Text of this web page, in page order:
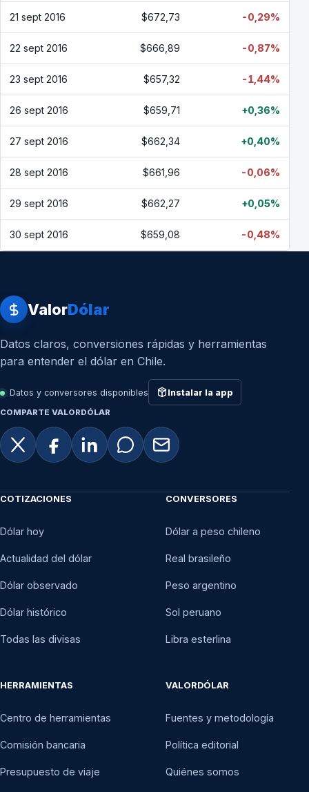
21 sept 2016 $672,73 -0,29%
22 sept 2016 $666,89 -0,87%
23 sept 2016 $657,32 -1,44%
26 sept 2016 $659,71 +0,36%
27 sept 2016 $662,34 +0,40%
28 sept 2016 $661,96 -0,06%
29 sept 2016 $662,27 +0,05%
30 sept 2016 $659,08 -0,48%
ValorDólar
Datos claros, conversiones rápidas y herramientas
para entender el dólar en Chile.
Datos y conversores disponibles Instalar la app
COMPARTE VALORDÓLAR
COTIZACIONES
Dólar hoy
Actualidad del dólar
Dólar observado
Dólar histórico
Todas las divisas
CONVERSORES
Dólar a peso chileno
Real brasileño
Peso argentino
Sol peruano
Libra esterlina
HERRAMIENTAS
Centro de herramientas
Comisión bancaria
Presupuesto de viaje
VALORDÓLAR
Fuentes y metodología
Política editorial
Quiénes somos